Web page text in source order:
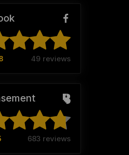
49 reviews
683 reviews